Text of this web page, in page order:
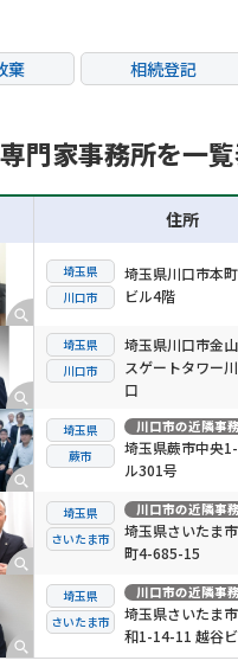
棄 相続登記
策 相続人調査
門家事務所を一
住所
埼玉県
川口市
埼玉県川口市本
ビル4階
埼玉県
川口市
埼玉県川口市金
スゲートタワー
口
埼玉県
蕨市
川口市の近隣事
埼玉県蕨市中央
ル301号
埼玉県
さいたま市
川口市の近隣事
埼玉県さいたま
町4-685-15
埼玉県
さいたま市
川口市の近隣事
埼玉県さいたま
和1-14-11 越谷